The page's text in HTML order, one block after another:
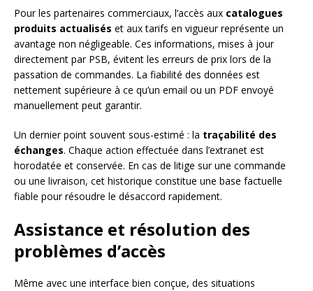
Pour les partenaires commerciaux, l’accès aux catalogues
produits actualisés et aux tarifs en vigueur représente un
avantage non négligeable. Ces informations, mises à jour
directement par PSB, évitent les erreurs de prix lors de la
passation de commandes. La fiabilité des données est
nettement supérieure à ce qu’un email ou un PDF envoyé
manuellement peut garantir.
Un dernier point souvent sous-estimé : la traçabilité des
échanges. Chaque action effectuée dans l’extranet est
horodatée et conservée. En cas de litige sur une commande
ou une livraison, cet historique constitue une base factuelle
fiable pour résoudre le désaccord rapidement.
Assistance et résolution des
problèmes d’accès
Même avec une interface bien conçue, des situations